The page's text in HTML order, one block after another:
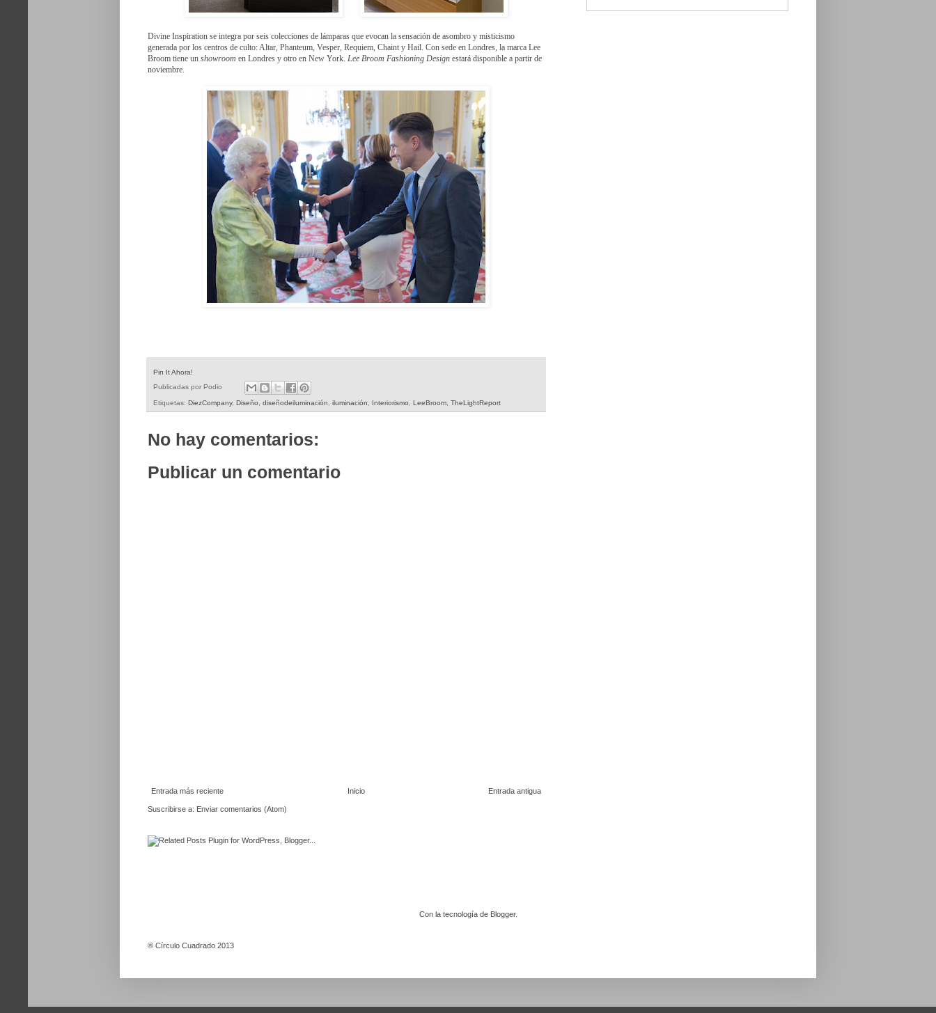
Divine Inspiration se integra por seis colecciones de lámparas que evocan la sensación de asombro y misticismo
generada por los centros de culto: Altar, Phanteum, Vesper, Requiem, Chaint y Hail. Con sede en Londres, la marca Lee
Broom tiene un showroom en Londres y otro en New York. Lee Broom Fashioning Design estará disponible a partir de
noviembre.
Pin It Ahora!
Publicadas por Podio
Etiquetas: DiezCompany, Diseño diseñodeiluminación iluminación Interiorismo LeeBroom TheLightReport
No hay comentarios:
Publicar un comentario
Entrada más reciente Entrada antigua
Inicio
Suscribirse a: Enviar comentarios (Atom)
Con la tecnología de Blogger.
® Círculo Cuadrado 2013